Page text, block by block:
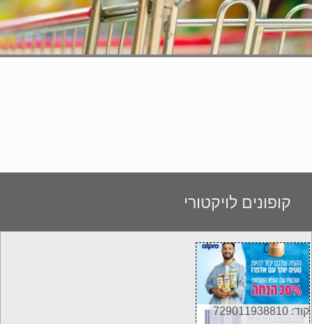
קופונים לויקטורי
קוד: 729011938810